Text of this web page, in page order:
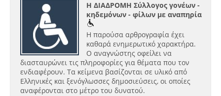
Η ΔΙΑΔΡΟΜΗ Σύλλογος γονέων -
κηδεμόνων - φίλων με αναπηρία
Η παρούσα αρθρογραφία έχει
καθαρά ενημερωτικό χαρακτήρα.
Ο αναγνώστης οφείλει να
διασταυρώνει τις πληροφορίες για θέματα που τον
ενδιαφέρουν. Τα κείμενα βασίζονται σε υλικό από
Ελληνικές και ξενόγλωσσες δημοσιεύσεις, οι οποίες
αναφέρονται στο μέτρο του δυνατού.